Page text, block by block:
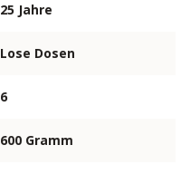
25 Jahre
Lose Dosen
6
600 Gramm